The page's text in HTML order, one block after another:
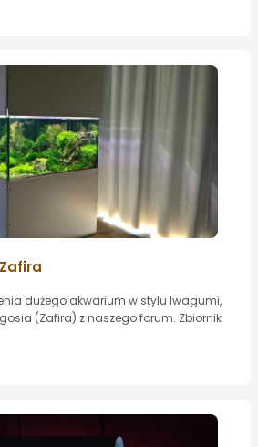
dużego akwarium w stylu Iwagumi,
(Zafira) z naszego forum. Zbiornik